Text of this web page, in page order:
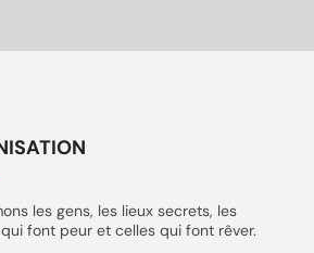
les gens, les lieux secrets, les
font peur et celles qui font rêver.